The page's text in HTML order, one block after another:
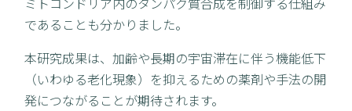
であることも分かりました。
本研究成果は、加齢や長期の宇宙滞在に伴う機能低下
（いわゆる老化現象）を抑えるための薬剤や手法の開
発につながることが期待されます。